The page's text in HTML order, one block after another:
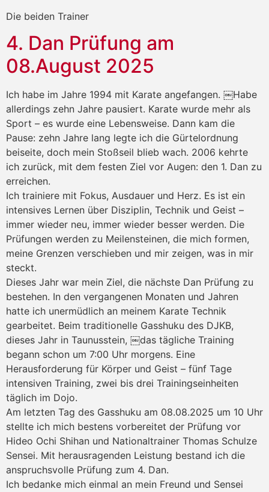
Die beiden Trainer
4. Dan Prüfung am
08.August 2025
Ich habe im Jahre 1994 mit Karate angefangen. ￼Habe
allerdings zehn Jahre pausiert. Karate wurde mehr als
Sport – es wurde eine Lebensweise. Dann kam die
Pause: zehn Jahre lang legte ich die Gürtelordnung
beiseite, doch mein Stoßseil blieb wach. 2006 kehrte
ich zurück, mit dem festen Ziel vor Augen: den 1. Dan zu
erreichen.
Ich trainiere mit Fokus, Ausdauer und Herz. Es ist ein
intensives Lernen über Disziplin, Technik und Geist –
immer wieder neu, immer wieder besser werden. Die
Prüfungen werden zu Meilensteinen, die mich formen,
meine Grenzen verschieben und mir zeigen, was in mir
steckt.
Dieses Jahr war mein Ziel, die nächste Dan Prüfung zu
bestehen. In den vergangenen Monaten und Jahren
hatte ich unermüdlich an meinem Karate Technik
gearbeitet. Beim traditionelle Gasshuku des DJKB,
dieses Jahr in Taunusstein, ￼das tägliche Training
begann schon um 7:00 Uhr morgens. Eine
Herausforderung für Körper und Geist – fünf Tage
intensiven Training, zwei bis drei Trainingseinheiten
täglich im Dojo.
Am letzten Tag des Gasshuku am 08.08.2025 um 10 Uhr
stellte ich mich bestens vorbereitet der Prüfung vor
Hideo Ochi Shihan und Nationaltrainer Thomas Schulze
Sensei. Mit herausragenden Leistung bestand ich die
anspruchsvolle Prüfung zum 4. Dan.
Ich bedanke mich einmal an mein Freund und Sensei